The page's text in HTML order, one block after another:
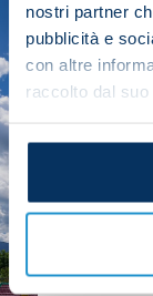
nostri partner
pubblicità e
con altre
raccolto dal
SEASON
2025/26
FOLLOW